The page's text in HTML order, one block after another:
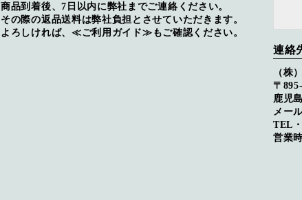
商品到着後、7日以内に弊社までご連絡ください。
その際の返品送料は弊社負担とさせていただきます。
よろしければ、 ≪ご利用ガイド≫ もご確認ください。
連絡
（株
〒
鹿児
メー
TEL
営業